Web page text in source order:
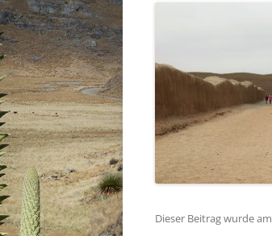
Dieser Beitrag wurde am